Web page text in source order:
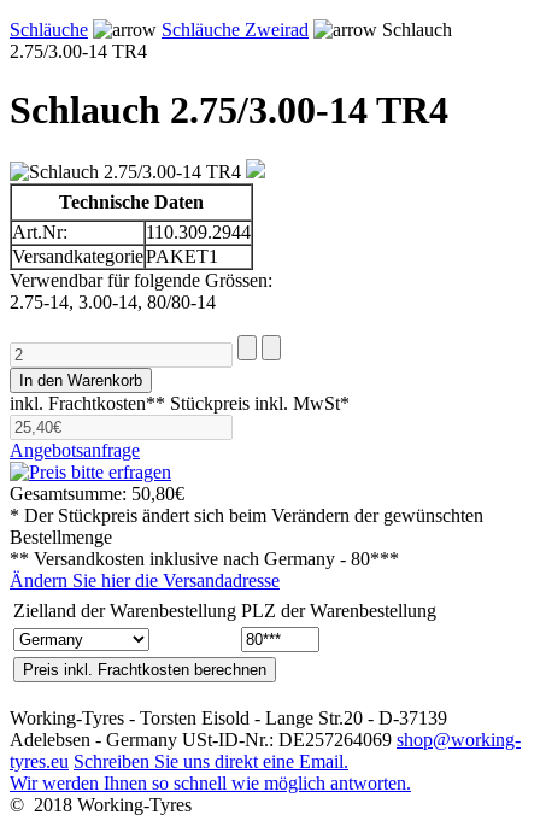
Schläuche
Schläuche Zweirad
Schlauch
2.75/3.00-14 TR4
Schlauch 2.75/3.00-14 TR4
Technische Daten
Art.Nr:
110.309.2944
VersandkategoriePAKET1
Verwendbar für folgende Grössen:
2.75-14, 3.00-14, 80/80-14
inkl. Frachtkosten** Stückpreis inkl. MwSt*
Angebotsanfrage
Gesamtsumme: 50,80€
* Der Stückpreis ändert sich beim Verändern der gewünschten
Bestellmenge
** Versandkosten inklusive nach Germany - 80***
Ändern Sie hier die Versandadresse
Zielland der Warenbestellung PLZ der Warenbestellung
Working-Tyres - Torsten Eisold - Lange Str.20 - D-37139
Adelebsen - Germany USt-ID-Nr.: DE257264069 shop@working-
tyres.eu Schreiben Sie uns direkt eine Email.
Wir werden Ihnen so schnell wie möglich antworten.
© 2018 Working-Tyres